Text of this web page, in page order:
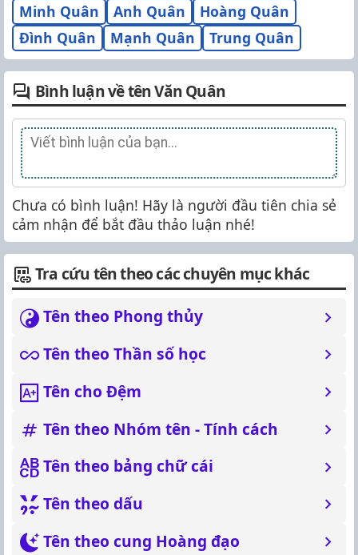
Minh Quân
Anh Quân
Hoàng Quân
Đình Quân
Mạnh Quân Trung Quân
Bình luận về tên Văn Quân
Chưa có bình luận! Hãy là người đầu tiên chia sẻ
cảm nhận để bắt đầu thảo luận nhé!
Tra cứu tên theo các chuyên mục khác
Tên theo Phong thủy
Tên theo Thần số học
Tên cho Đệm
Tên theo Nhóm tên - Tính cách
Tên theo bảng chữ cái
Tên theo dấu
Tên theo cung Hoàng đạo